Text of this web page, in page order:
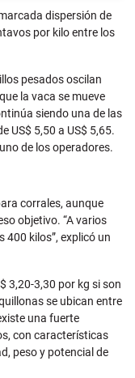
dispersión de
por kilo entre los
pesados oscilan
la vaca se mueve
siendo una de las
US$ 5,50 a US$ 5,65.
de los operadores.
corrales, aunque
objetivo. “A varios
400 kilos”, explicó un
3,20-3,30 por kg si son
se ubican entre
una fuerte
con características
peso y potencial de